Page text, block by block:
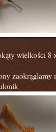
wielkości 8
zaokrąglamy